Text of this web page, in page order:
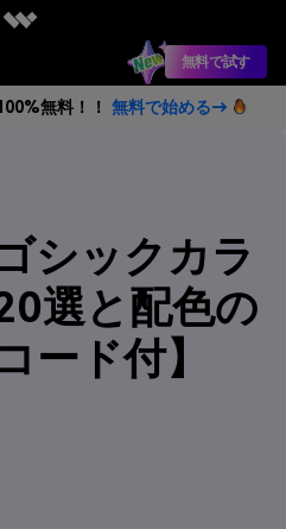
無料で試す
無料！！ 無料で始める→
シックカラ
選と配色の
ード付】